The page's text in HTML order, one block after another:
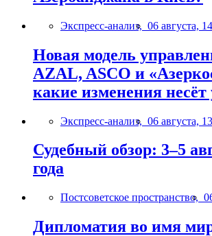
Экспресс-анализ, 06 августа,
Новая модель
AZAL, ASCO и
какие изменения несёт
Экспресс-анализ, 06 августа,
Судебный обзор: 3–5
года
Постсоветское пространство,
Дипломатия во имя